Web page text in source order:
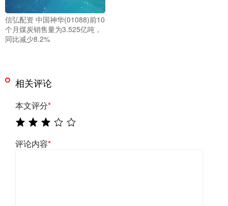
信弘配资 中国神华(01088)前10
个月煤炭销售量为3.525亿吨，
同比减少8.2%
相关评论
本文评分*
评论内容*